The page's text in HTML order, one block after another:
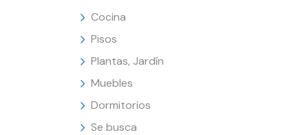
Cocina
Pisos
Plantas, Jardín
Muebles
Dormitorios
Se busca